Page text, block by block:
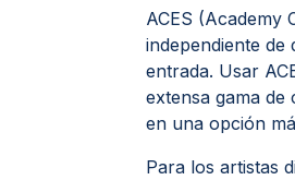
ACES (Academy
independiente de
entrada. Usar
extensa gama
en una opción
Para los artistas